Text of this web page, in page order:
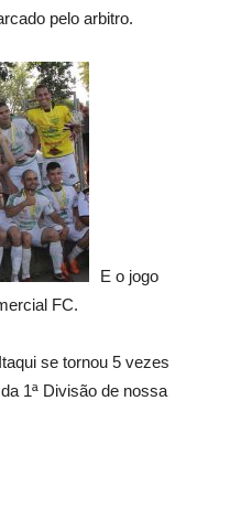
pelo arbitro.
E o jogo
FC.
se tornou 5 vezes
1ª Divisão de nossa